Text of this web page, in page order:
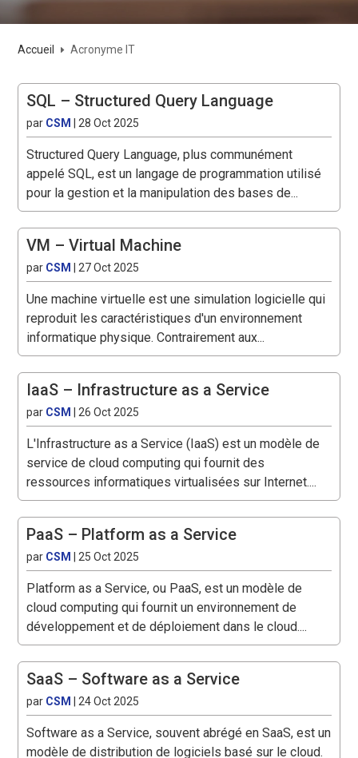
Accueil E Acronyme IT
SQL – Structured Query Language
par CSM 28 Oct 2025
Structured Query Language, plus communément
appelé SQL, est un langage de programmation utilisé
pour la gestion et la manipulation des bases de...
VM – Virtual Machine
par CSM 27 Oct 2025
Une machine virtuelle est une simulation logicielle qui
reproduit les caractéristiques d'un environnement
informatique physique. Contrairement aux...
IaaS – Infrastructure as a Service
par CSM 26 Oct 2025
L'Infrastructure as a Service (IaaS) est un modèle de
service de cloud computing qui fournit des
ressources informatiques virtualisées sur Internet....
PaaS – Platform as a Service
par CSM 25 Oct 2025
Platform as a Service, ou PaaS, est un modèle de
cloud computing qui fournit un environnement de
développement et de déploiement dans le cloud....
SaaS – Software as a Service
par CSM 24 Oct 2025
Software as a Service, souvent abrégé en SaaS, est un
modèle de distribution de logiciels basé sur le cloud.